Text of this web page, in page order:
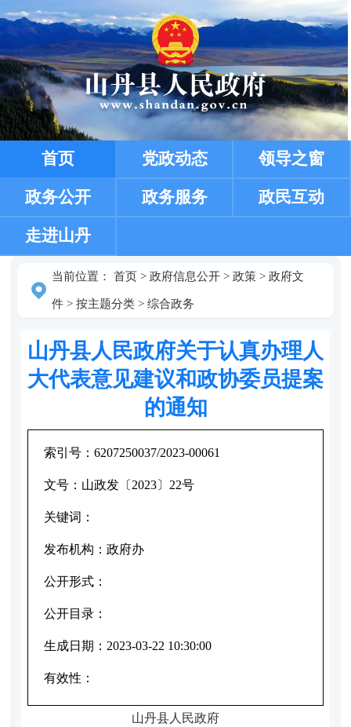
首页 党政动态 领导之窗
政务公开 政务服务 政民互动
走进山丹
当前位置： 首页> 政府信息公开> 政策> 政府文
件> 按主题分类> 综合政务
山丹县人民政府关于认真办理人
大代表意见建议和政协委员提案
的通知
索引号： 6207250037/2023-00061
文号： 山政发〔2023〕22号
关键词：
发布机构： 政府办
公开形式：
公开目录：
生成日期： 2023-03-22 10:30:00
有效性：
山丹县人民政府